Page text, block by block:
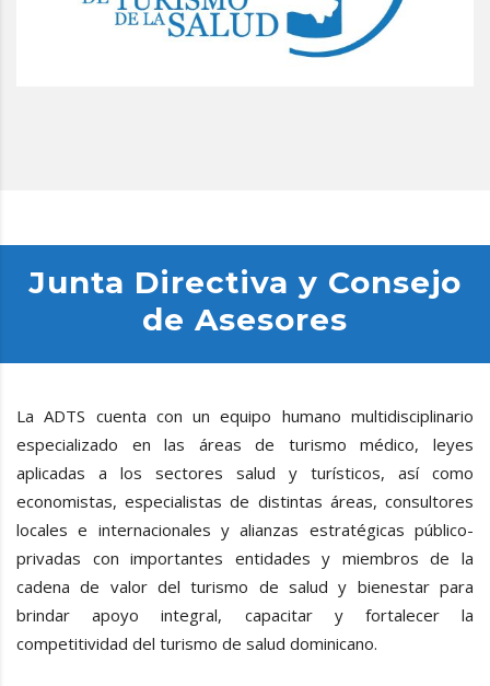
Junta Directiva y Consejo
de Asesores
La ADTS cuenta con un equipo humano multidisciplinario
especializado en las áreas de turismo médico, leyes
aplicadas a los sectores salud y turísticos, así como
economistas, especialistas de distintas áreas, consultores
locales e internacionales y alianzas estratégicas público-
privadas con importantes entidades y miembros de la
cadena de valor del turismo de salud y bienestar para
brindar apoyo integral, capacitar y fortalecer la
competitividad del turismo de salud dominicano.